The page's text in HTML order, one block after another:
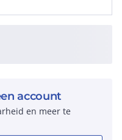
account
en meer te